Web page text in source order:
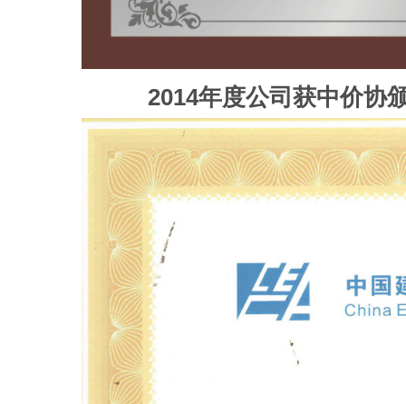
2014年度公司获中价协